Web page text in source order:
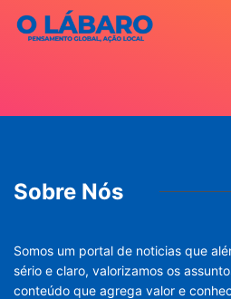
Sobre Nós
Somos um portal de noticias que
sério e claro, valorizamos os
conteúdo que agrega valor e